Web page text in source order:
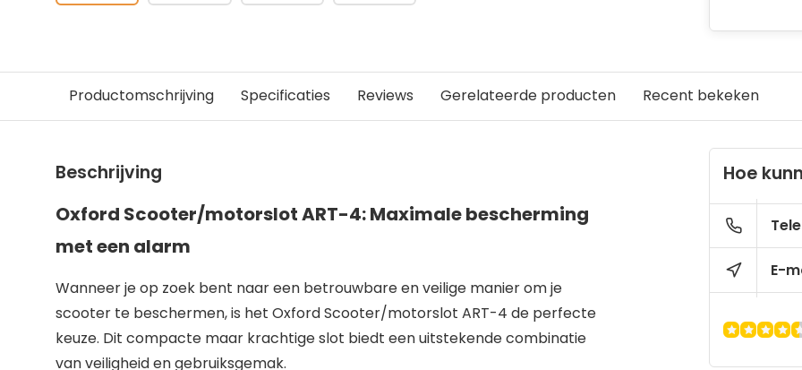
Productomschrijving Specificaties Reviews Gerelateerde producten Recent bekeken
Beschrijving
Oxford Scooter/motorslot ART-4: Maximale bescherming
met een alarm
Wanneer je op zoek bent naar een betrouwbare en veilige manier om je
scooter te beschermen, is het Oxford Scooter/motorslot ART-4 de perfecte
keuze. Dit compacte maar krachtige slot biedt een uitstekende combinatie
van veiligheid en gebruiksgemak.
Hoe
E-